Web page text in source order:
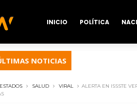
INICIO POLÍTICA
NOTICIAS
ESTADOS SALUD VIRAL
ALERTA EN ISSSTE